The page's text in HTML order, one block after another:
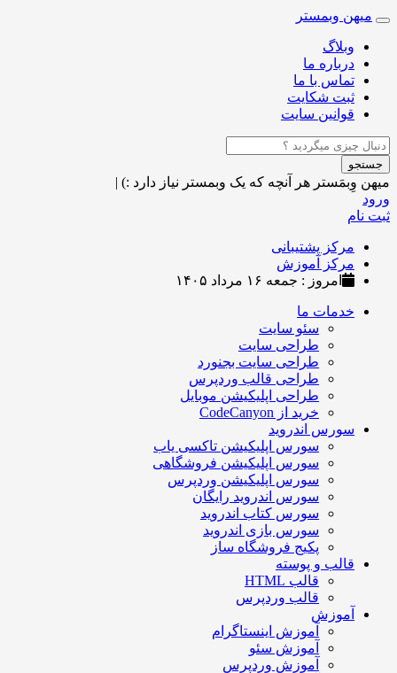
Toggle
navigation
میهن وبمستر
وبلاگ
درباره ما
تماس با ما
ثبت شکایت
قوانین سایت
جستجو
میهن وِبمَستر هر آنچه که یک وبمستر نیاز دارد :) |
ورود
ثبت نام
مرکز پشتیبانی
مرکز آموزش
امروز : جمعه ۱۶ مرداد ۱۴۰۵
خدمات ما
سئو سایت
طراحی سایت
طراحی سایت بجنورد
طراحی قالب وردپرس
طراحی اپلیکیشن موبایل
خرید از CodeCanyon
سورس اندروید
سورس اپلیکیشن تاکسی یاب
سورس اپلیکیشن فروشگاهی
سورس اپلیکیشن وردپرس
سورس اندروید رایگان
سورس کتاب اندروید
سورس بازی اندروید
پکیج فروشگاه ساز
قالب و پوسته
قالب HTML
قالب وردپرس
آموزش
آموزش اینستاگرام
آموزش سئو
آموزش وردپرس